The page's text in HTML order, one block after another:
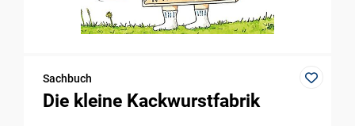
Sachbuch
Die kleine Kackwurstfabrik